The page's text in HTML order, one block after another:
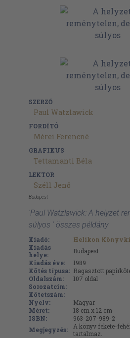
SZERZŐ
Paul Watzlawick
FORDÍTÓ
Mérei Ferencné
GRAFIKUS
Tettamanti Béla
LEKTOR
Széll Jenő
Budapest
'Paul Watzlawick: A helyzet
súlyos ' összes példány
Kiadó:
Helikon
Kiadás
helye:
Budapest
Kiadás éve:
1989
Kötés típusa: Ragasztott
Oldalszám:
107 oldal
Sorozatcím:
Kötetszám:
Nyelv:
Magyar
Méret:
18 cm x 12 cm
ISBN:
963-207-989-2
Megjegyzés:
A könyv fekete-
tartalmaz.